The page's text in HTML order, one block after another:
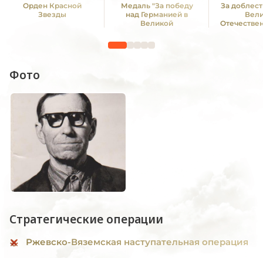
Орден Красной
Звезды
Медаль "За победу
над Германией в
Великой
1941 -1945 гг."
За
Фото
Стратегические операции
Ржевско-Вяземская наступательная операция